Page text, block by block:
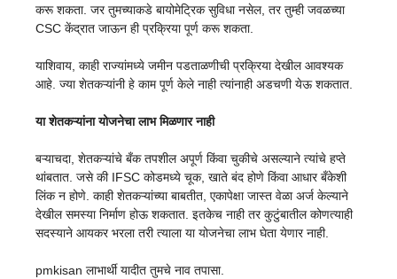
करू शकता. जर तुमच्याकडे बायोमेट्रिक सुविधा नसेल, तर तुम्ही जवळच्या
CSC केंद्रात जाऊन ही प्रक्रिया पूर्ण करू शकता.
याशिवाय, काही राज्यांमध्ये जमीन पडताळणीची प्रक्रिया देखील आवश्यक
आहे. ज्या शेतकऱ्यांनी हे काम पूर्ण केले नाही त्यांनाही अडचणी येऊ शकतात.
या शेतकऱ्यांना योजनेचा लाभ मिळणार नाही
बऱ्याचदा, शेतकऱ्यांचे बँक तपशील अपूर्ण किंवा चुकीचे असल्याने त्यांचे हप्ते
थांबतात. जसे की IFSC कोडमध्ये चूक, खाते बंद होणे किंवा आधार बँकेशी
लिंक न होणे. काही शेतकऱ्यांच्या बाबतीत, एकापेक्षा जास्त वेळा अर्ज केल्याने
देखील समस्या निर्माण होऊ शकतात. इतकेच नाही तर कुटुंबातील कोणत्याही
सदस्याने आयकर भरला तरी त्याला या योजनेचा लाभ घेता येणार नाही.
pmkisan लाभार्थी यादीत तुमचे नाव तपासा.